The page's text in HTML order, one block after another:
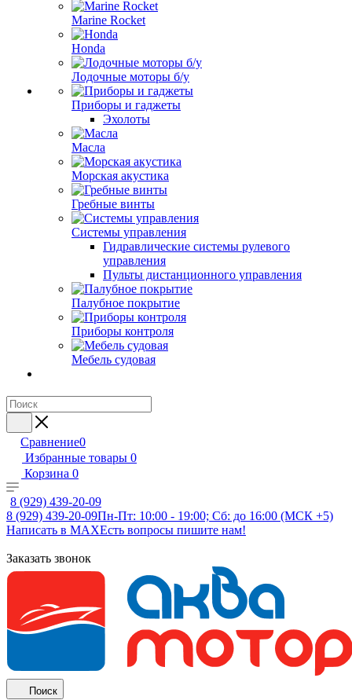
Marine Rocket
Honda
Лодочные моторы б/у
Приборы и гаджеты
Эхолоты
Масла
Морская акустика
Гребные винты
Системы управления
Гидравлические системы рулевого
управления
Пульты дистанционного управления
Палубное покрытие
Приборы контроля
Мебель судовая
Сравнение0
Избранные товары 0
Корзина 0
8 (929) 439-20-09
8 (929) 439-20-09Пн-Пт: 10:00 - 19:00; Сб: до 16:00 (МСК +5)
Написать в MAXЕсть вопросы пишите нам!
Заказать звонок
Поиск